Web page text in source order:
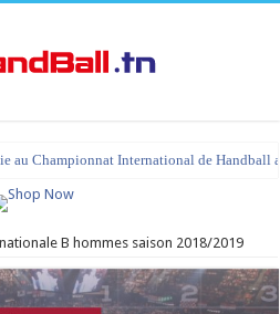
au Championnat International de Handball
B hommes saison 2018/2019